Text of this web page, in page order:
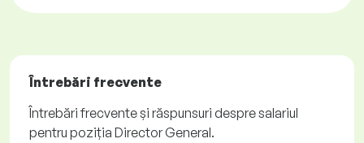
Întrebări frecvente
Întrebări frecvente și răspunsuri despre salariul
pentru poziția Director General.